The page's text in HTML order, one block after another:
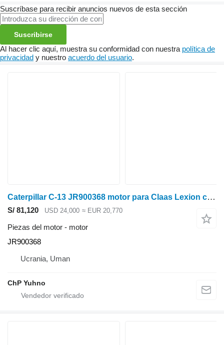
Suscríbase para recibir anuncios nuevos de esta sección
Suscribirse
Al hacer clic aquí, muestra su conformidad con nuestra política de
privacidad y nuestro acuerdo del usuario.
Caterpillar C-13 JR900368 motor para Claas Lexion cosechadora de cereales
S/ 81,120 USD 24,000 ≈ EUR 20,770
Piezas del motor - motor
JR900368
Ucrania, Uman
ChP Yuhno